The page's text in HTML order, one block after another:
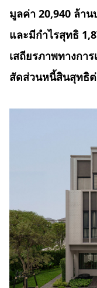
มูลค่า 20,940 ล้า
และมีกำไรสุทธิ
เสถียรภาพทางกา
สัดส่วนหนี้สินสุทธิต่